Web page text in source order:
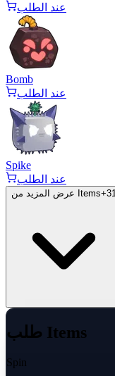
عند الطلب
Bomb
عند الطلب
Spike
عند الطلب
عرض المزيد من Items+31
طلب Items
Spin